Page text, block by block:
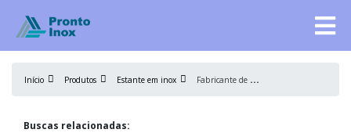
Início Produtos Estante em inox F
abricante de armário inox
Buscas relacionadas: